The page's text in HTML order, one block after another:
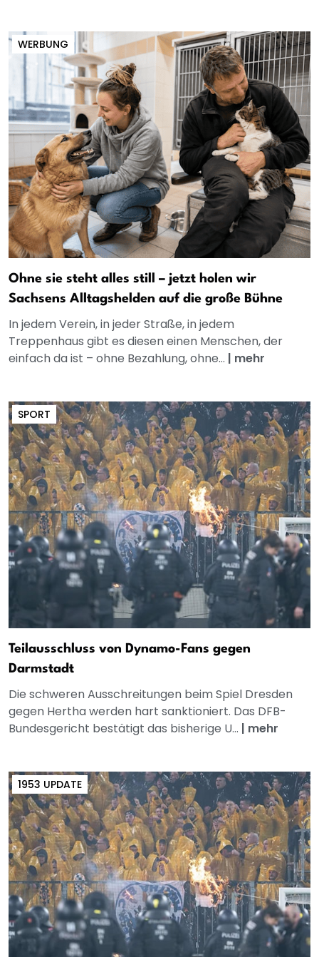
WERBUNG
Ohne sie steht alles still – jetzt holen wir
Sachsens Alltagshelden auf die große Bühne
In jedem Verein, in jeder Straße, in jedem
Treppenhaus gibt es diesen einen Menschen, der
einfach da ist – ohne Bezahlung, ohne... | mehr
SPORT
Teilausschluss von Dynamo-Fans gegen
Darmstadt
Die schweren Ausschreitungen beim Spiel Dresden
gegen Hertha werden hart sanktioniert. Das DFB-
Bundesgericht bestätigt das bisherige U... | mehr
1953 UPDATE